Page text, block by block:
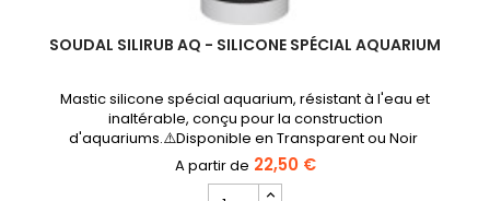
SOUDAL SILIRUB AQ - SILICONE SPÉCIAL AQUARIUM
Mastic silicone spécial aquarium, résistant à l'eau et
inaltérable, conçu pour la construction
d'aquariums.⚠️Disponible en Transparent ou Noir
22,50 €